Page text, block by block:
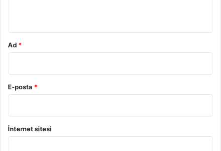
Ad *
E-posta *
İnternet sitesi